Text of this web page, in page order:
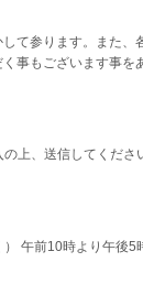
て参ります。また、
事もございます事を
上、送信してくださ
午前10時より午後5